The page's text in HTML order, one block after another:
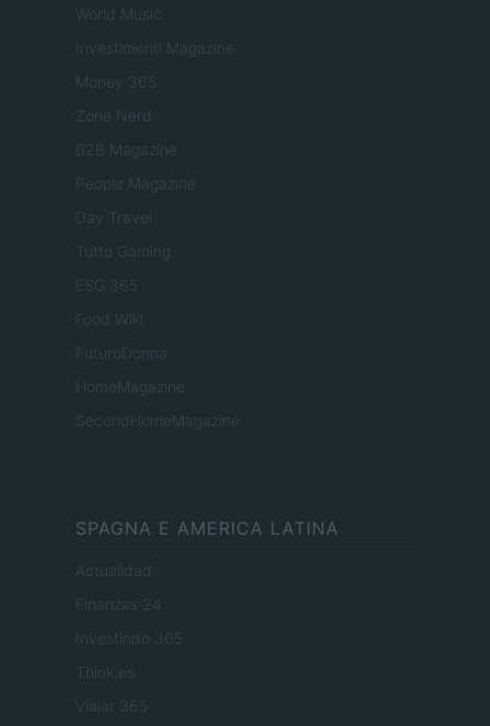
World Music
Investimenti Magazine
Money 365
Zona Nerd
B2B Magazine
People Magazine
Day Travel
Tutto Gaming
ESG 365
Food Wiki
FuturoDonna
HomeMagazine
SecondHomeMagazine
SPAGNA E AMERICA LATINA
Actualidad
Finanzas 24
Investindo 365
Think.es
Viajar 365